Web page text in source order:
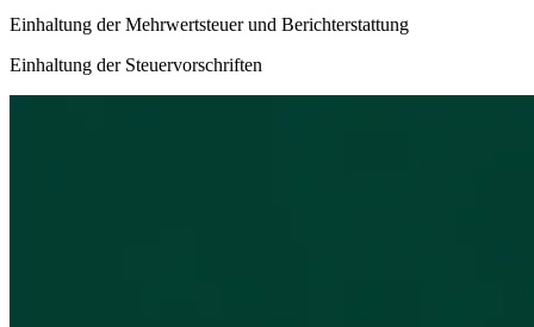
Einhaltung der Mehrwertsteuer und Berichterstattung
Einhaltung der Steuervorschriften